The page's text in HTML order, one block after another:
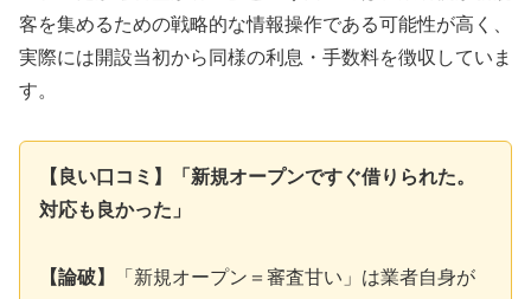
客を集めるための戦略的な情報操作である可能性が高く、
実際には開設当初から同様の利息・手数料を徴収していま
す。
【良い口コミ】「新規オープンですぐ借りられた。
対応も良かった」
【論破】
「新規オープン＝審査甘い」は業者自身が